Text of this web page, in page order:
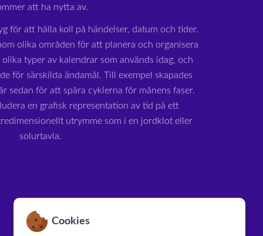
att ha nytta av.
för att hålla koll på händelser, datum och tider.
olika områden för att planera och organisera
typer av kalendrar som används idag, och
för särskilda ändamål. Till exempel skapades
sedan för att spåra cyklerna för månens faser.
en grafisk representation av tid på ett
utrymme som i en jordklot eller
solurtavla.
Cookies